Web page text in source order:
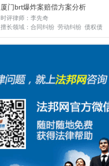
罪 债权债务 房产纠纷
厦门brt爆炸案赔偿方案分析
时评律师：李先奇
擅长领域：合同纠纷 劳动纠纷 债权债
务 公司并购 股份转让 企业改制 刑事辩
护 外商投资 常年顾问 私人律师